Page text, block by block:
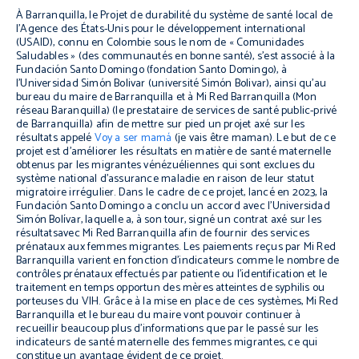
À Barranquilla, le Projet de durabilité du système de santé local de
l’Agence des États-Unis pour le développement international
(USAID), connu en Colombie sous le nom de « Comunidades
Saludables » (des communautés en bonne santé), s’est associé à la
Fundación Santo Domingo (fondation Santo Domingo), à
l’Universidad Simón Bolivar (université Simón Bolivar), ainsi qu’au
bureau du maire de Barranquilla et à Mi Red Barranquilla (Mon
réseau Baranquilla) (le prestataire de services de santé public-privé
de Barranquilla) afin de mettre sur pied un projet axé sur les
résultats appeléVoy a ser mamá (je vais être maman). Le but de ce
projet est d’améliorer les résultats en matière de santé maternelle
obtenus par les migrantes vénézuéliennes qui sont exclues du
système national d’assurance maladie en raison de leur statut
migratoire irrégulier. Dans le cadre de ce projet, lancé en 2023, la
Fundación Santo Domingo a conclu un accord avec l’Universidad
Simón Bolívar, laquelle a, à son tour, signé un contrat axé sur les
résultatsavec Mi Red Barranquilla afin de fournir des services
prénataux aux femmes migrantes. Les paiements reçus par Mi Red
Barranquilla varient en fonction d’indicateurs comme le nombre de
contrôles prénataux effectués par patiente ou l’identification et le
traitement en temps opportun des mères atteintes de syphilis ou
porteuses du VIH. Grâce à la mise en place de ces systèmes, Mi Red
Barranquilla et le bureau du maire vont pouvoir continuer à
recueillir beaucoup plus d’informations que par le passé sur les
indicateurs de santé maternelle des femmes migrantes, ce qui